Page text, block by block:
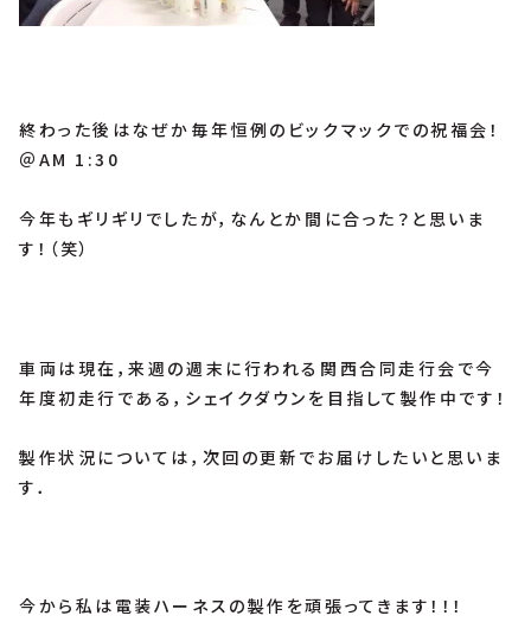
終わった後はなぜか毎年恒例のビックマックでの祝福会！
＠AM 1:30
今年もギリギリでしたが，なんとか間に合った？と思いま
す！（笑）
車両は現在，来週の週末に行われる関西合同走行会で今
年度初走行である，シェイクダウンを目指して製作中です！
製作状況については，次回の更新でお届けしたいと思いま
す．
今から私は電装ハーネスの製作を頑張ってきます！！！